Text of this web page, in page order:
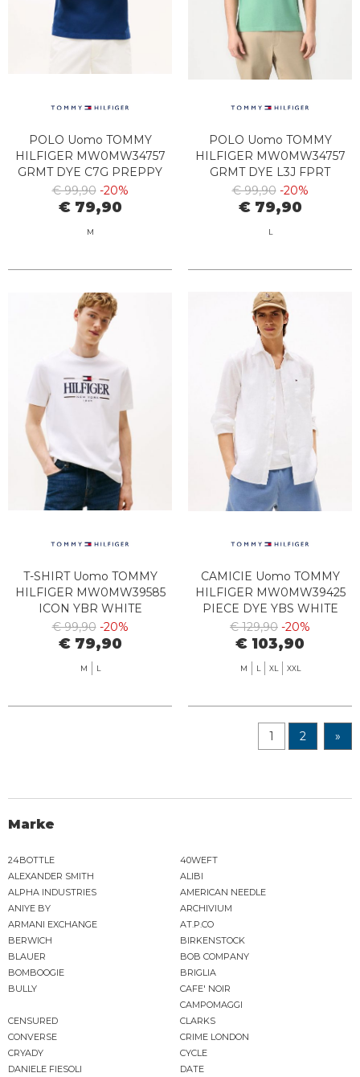
POLO Uomo TOMMY
HILFIGER MW0MW34757
GRMT DYE C7G PREPPY
NAVY
€ 99,90 -20%
€ 79,90
M
POLO Uomo TOMMY
HILFIGER MW0MW34757
GRMT DYE L3J FPRT
GREEN
€ 99,90 -20%
€ 79,90
L
T-SHIRT Uomo TOMMY
HILFIGER MW0MW39585
ICON YBR WHITE
€ 99,90 -20%
€ 79,90
M L
CAMICIE Uomo TOMMY
HILFIGER MW0MW39425
PIECE DYE YBS WHITE
€ 129,90 -20%
€ 103,90
M L XL XXL
1 2 »
Marke
24BOTTLE
40WEFT
ALEXANDER SMITH
ALIBI
ALPHA INDUSTRIES
AMERICAN NEEDLE
ANIYE BY
ARCHIVIUM
ARMANI EXCHANGE
AT.P.CO
BERWICH
BIRKENSTOCK
BLAUER
BOB COMPANY
BOMBOOGIE
BRIGLIA
BULLY
CAFE' NOIR
CAMPOMAGGI
CENSURED
CLARKS
CONVERSE
CRIME LONDON
CRYADY
CYCLE
DANIELE FIESOLI
DATE